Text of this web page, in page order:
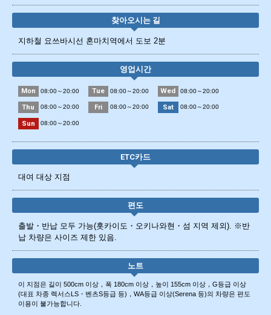
찾아오시는 길
지하철 요쓰바시선 혼마치역에서 도보 2분
영업시간
Mon 08:00～20:00 Tue 08:00～20:00 Wed 08:00～20:00
Thu 08:00～20:00 Fri 08:00～20:00 Sat 08:00～20:00
Sun 08:00～20:00
ETC카드
대여 대상 지점
편도
출발・반납 모두 가능(홋카이도・오키나와현・섬 지역 제외). ※반
납 차량은 사이즈 제한 있음.
노트
이 지점은 길이 500cm 이상，폭 180cm 이상，높이 155cm 이상，G등급 이상
(대표 차종 렉서스LS・벤츠S등급 등)，WA등급 이상(Serena 등)의 차량은 편도
이용이 불가능합니다.